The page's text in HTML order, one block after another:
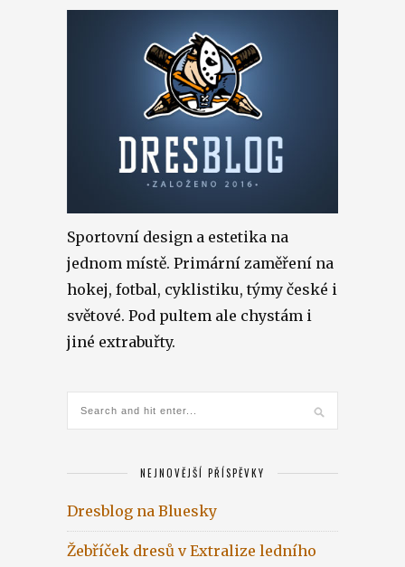
Sportovní design a estetika na
jednom místě. Primární zaměření na
hokej, fotbal, cyklistiku, týmy české i
světové. Pod pultem ale chystám i
jiné extrabuřty.
NEJNOVĚJŠÍ PŘÍSPĚVKY
Dresblog na Bluesky
Žebříček dresů v Extralize ledního